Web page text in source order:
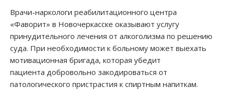
Врачи-наркологи реабилитационного центра
«Фаворит» в Новочеркасске оказывают услугу
принудительного лечения от алкоголизма по решению
суда. При необходимости к больному может выехать
мотивационная бригада, которая убедит
пациента добровольно закодироваться от
патологического пристрастия к спиртным напиткам.